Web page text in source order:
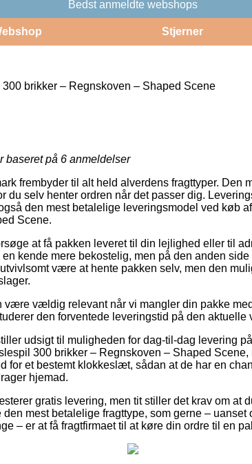
Bedst anmeldte webshops
Stjerner
brikker – Regnskoven – Shaped Scene
baseret på 6 anmeldelser
frembyder til alt held alverdens fragttyper. Den
du selv henter ordren når det passer dig.
den mest betalelige leveringsmodel ved køb
Scene.
at få pakken leveret til din lejlighed eller til
kende mere bekostelig, men på den anden
være at hente pakken selv, men den
være vældig relevant når vi mangler din pakke
den forventede leveringstid på den aktuelle
udsigt til muligheden for dag-til-dag levering
300 brikker – Regnskoven – Shaped
for et bestemt klokkeslæt, sådan at de har en
hjemad.
gratis levering, men tit stiller det krav om at
mest betalelige fragttype, som gerne – uanset
– er at få fragtfirmaet til at køre din ordre til en